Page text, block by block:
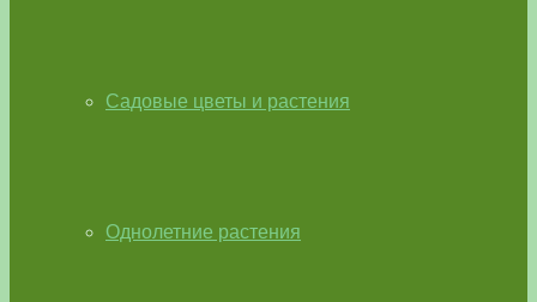
Садовые цветы и растения
Однолетние растения